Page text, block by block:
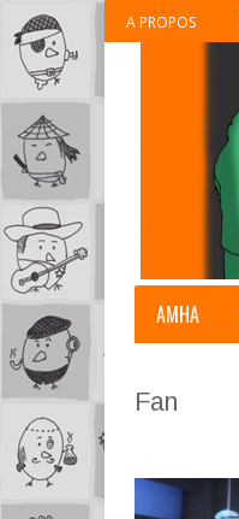
A PROPOS
AMHA
Fan